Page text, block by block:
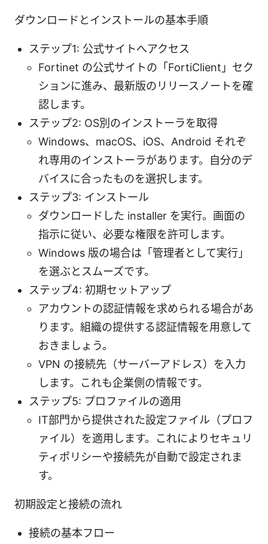
ダウンロードとインストールの基本手順
ステップ1: 公式サイトへアクセス
Fortinet の公式サイトの「FortiClient」セク
ションに進み、最新版のリリースノートを確
認します。
ステップ2: OS別のインストーラを取得
Windows、macOS、iOS、Android それぞ
れ専用のインストーラがあります。自分のデ
バイスに合ったものを選択します。
ステップ3: インストール
ダウンロードした installer を実行。画面の
指示に従い、必要な権限を許可します。
Windows 版の場合は「管理者として実行」
を選ぶとスムーズです。
ステップ4: 初期セットアップ
アカウントの認証情報を求められる場合があ
ります。組織の提供する認証情報を用意して
おきましょう。
VPN の接続先（サーバーアドレス）を入力
します。これも企業側の情報です。
ステップ5: プロファイルの適用
IT部門から提供された設定ファイル（プロフ
ァイル）を適用します。これによりセキュリ
ティポリシーや接続先が自動で設定されま
す。
初期設定と接続の流れ
接続の基本フロー